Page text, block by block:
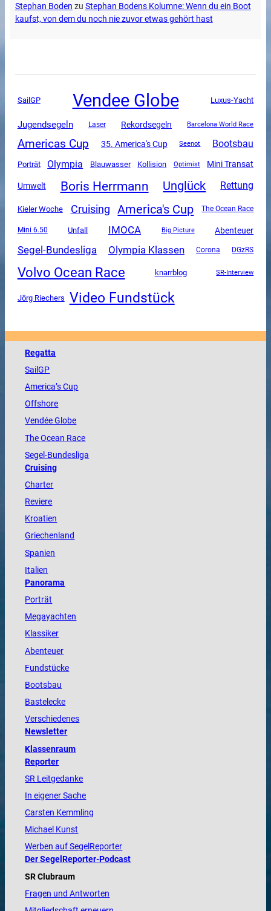
Stephan Boden zu Stephan Bodens Kolumne: Wenn du ein Boot
kaufst, von dem du noch nie zuvor etwas gehört hast
SailGP Vendee Globe Luxus-Yacht
Jugendsegeln Laser Rekordsegeln Barcelona World Race
Americas Cup 35. America's Cup Seenot Bootsbau
Porträt Olympia Blauwasser Kollision Optimist Mini Transat
Umwelt Boris Herrmann Unglück Rettung
Kieler Woche Cruising America's Cup The Ocean Race
Mini 6.50 Unfall IMOCA Big Picture Abenteuer
Segel-Bundesliga Olympia Klassen Corona DGzRS
Volvo Ocean Race knarrblog SR-Interview
Jörg Riechers Video Fundstück
Regatta
SailGP
America’s Cup
Offshore
VendéeGlobe
TheOcean Race
Segel-Bundesliga
Cruising
Charter
Reviere
Kroatien
Griechenland
Spanien
Italien
Panorama
Porträt
Megayachten
Klassiker
Abenteuer
Fundstücke
Bootsbau
Bastelecke
Verschiedenes
Newsletter
Klassenraum
Reporter
SR Leitgedanke
In eigener Sache
Carsten Kemmling
Michael Kunst
Werben auf SegelReporter
Der SegelReporter-Podcast
SR Clubraum
Fragen und Antworten